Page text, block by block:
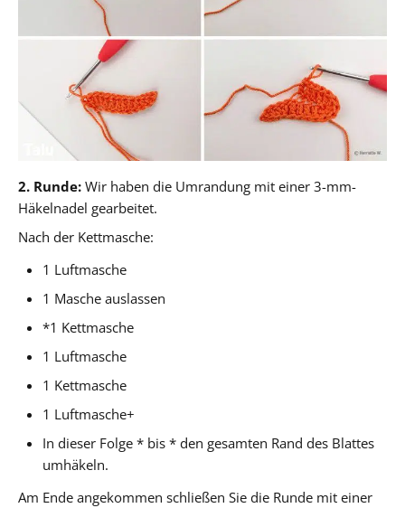
2. Runde: Wir haben die Umrandung mit einer 3-mm-
Häkelnadel gearbeitet.
Nach der Kettmasche:
1 Luftmasche
1 Masche auslassen
*1 Kettmasche
1 Luftmasche
1 Kettmasche
1 Luftmasche+
In dieser Folge * bis * den gesamten Rand des Blattes
umhäkeln.
Am Ende angekommen schließen Sie die Runde mit einer